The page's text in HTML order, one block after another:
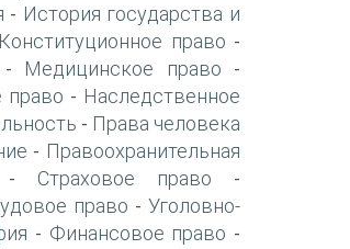
- История государства и
Конституционное право -
Медицинское право -
право - Наследственное
- Права человека
- Правоохранительная
Страховое право -
право -Уголовно-
- Финансовое право -